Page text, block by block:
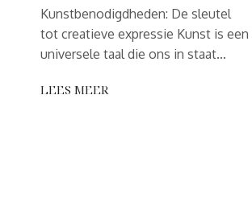
Kunstbenodigdheden: De sleutel
tot creatieve expressie Kunst is een
universele taal die ons in staat…
LEES MEER